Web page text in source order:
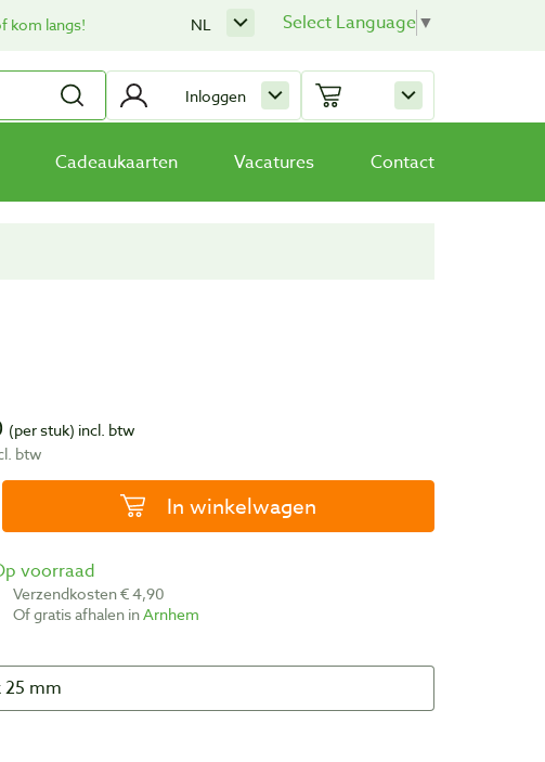
kom langs! Select Language▼
NL
Inloggen
Cadeaukaarten Vacatures Contact
(per stuk) incl. btw
btw
In winkelwagen
Op voorraad
Verzendkosten € 4,90
Of gratis afhalen inArnhem